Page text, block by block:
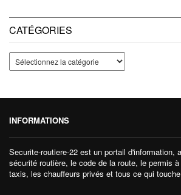
CATÉGORIES
INFORMATIONS
Securite-routiere-22 est un portail d'information,
sécurité routière, le code de la route, le permis
taxis, les chauffeurs privés et tous ce qui